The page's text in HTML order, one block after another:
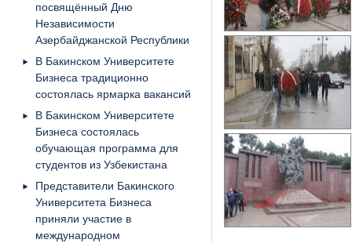
посвящённый Дню
Независимости
Азербайджанской Республики
В Бакинском Университете
Бизнеса традиционно
состоялась ярмарка вакансий
В Бакинском Университете
Бизнеса состоялась
обучающая программа для
студентов из Узбекистана
Представители Бакинского
Университета Бизнеса
приняли участие в
международном